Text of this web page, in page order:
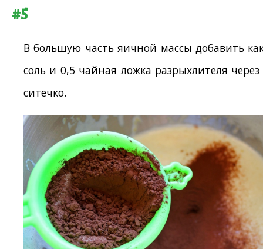
#5
В большую часть яичной массы добавить
соль и 0,5 чайная ложка разрыхлителя через
ситечко.